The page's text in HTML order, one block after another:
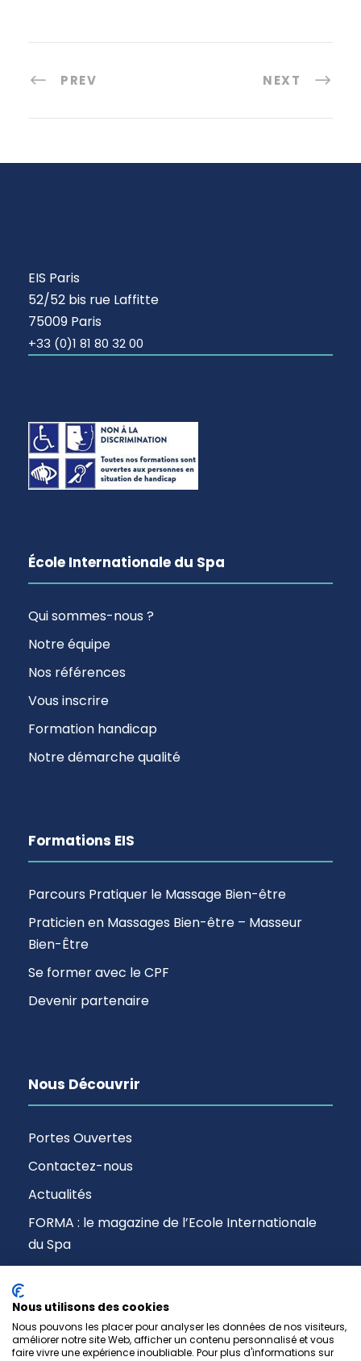
PREV NEXT
EIS Paris
52/52 bis rue Laffitte
75009 Paris
+33 (0)1 81 80 32 00
École Internationale du Spa
Qui sommes-nous ?
Notre équipe
Nos références
Vous inscrire
Formation handicap
Notre démarche qualité
Formations EIS
Parcours Pratiquer le Massage Bien-être
Praticien en Massages Bien-être – Masseur
Bien-Être
Se former avec le CPF
Devenir partenaire
Nous Découvrir
Portes Ouvertes
Contactez-nous
Actualités
FORMA : le magazine de l’Ecole Internationale
du Spa
Nous utilisons des cookies
Nous pouvons les placer pour analyser les données de nos visiteurs,
améliorer notre site Web, afficher un contenu personnalisé et vous
faire vivre une expérience inoubliable. Pour plus d'informations sur